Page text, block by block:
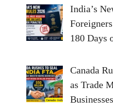
India’s
180 Days
Canada
as Trade